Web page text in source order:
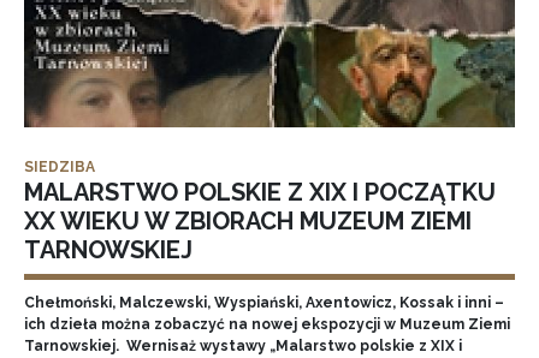
SIEDZIBA
MALARSTWO POLSKIE Z XIX I POCZĄTKU
XX WIEKU W ZBIORACH MUZEUM ZIEMI
TARNOWSKIEJ
Chełmoński, Malczewski, Wyspiański, Axentowicz, Kossak i inni –
ich dzieła można zobaczyć na nowej ekspozycji w Muzeum Ziemi
Tarnowskiej. Wernisaż wystawy „Malarstwo polskie z XIX i